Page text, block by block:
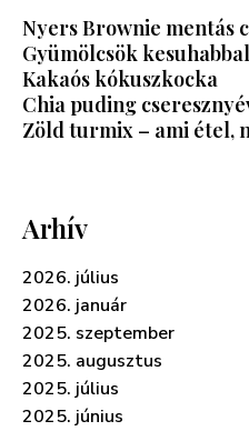
Nyers Brownie mentás
Gyümölcsök kesuhabbal
Kakaós kókuszkocka
Chia puding
Zöld turmix – ami étel,
Arhív
2026. július
2026. január
2025. szeptember
2025. augusztus
2025. július
2025. június